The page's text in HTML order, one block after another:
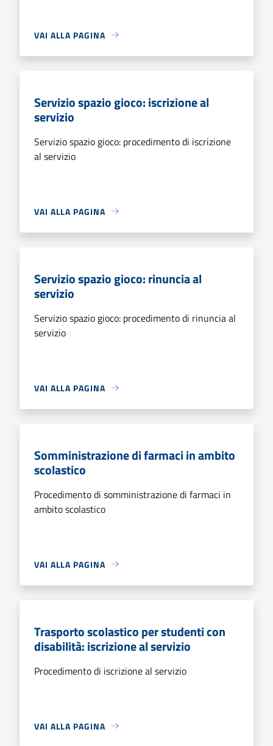
VAI ALLA PAGINA
Servizio spazio gioco: iscrizione al
servizio
Servizio spazio gioco: procedimento di iscrizione
al servizio
VAI ALLA PAGINA
Servizio spazio gioco: rinuncia al
servizio
Servizio spazio gioco: procedimento di rinuncia al
servizio
VAI ALLA PAGINA
Somministrazione di farmaci in ambito
scolastico
Procedimento di somministrazione di farmaci in
ambito scolastico
VAI ALLA PAGINA
Trasporto scolastico per studenti con
disabilità: iscrizione al servizio
Procedimento di iscrizione al servizio
VAI ALLA PAGINA